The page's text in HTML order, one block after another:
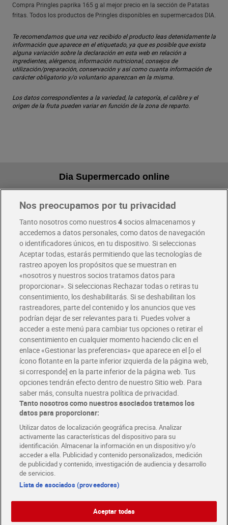
Compra Pringles paprika 165 g al mejor precio en la sección de Patatas
fritas. Todos los productos de Pringles disponibles en supermercados DIA.
Te recomendamos que una vez recibido el producto leas detenidamente la
información que aparece en el etiquetado, ya que es posible que exista
alguna variación sobre la declaración en esta web en relación a
ingredientes, alérgenos, información nutricional, consejos de
utilización/preparación, conservación y así como cuanta información de
carácter obligatorio y/o voluntario aparezcan en la misma.
Los datos correspondientes a la variedad, la categoría, el calibre y el
origen de la fruta pueden variar en función de la zona de reparto.
Dia Supermercado online
Pide hoy, recibe hoy
Envío gratis por compras superiores a 100€
Envío estandar por 4,99€
Glovo y Uber Eats
Solicita tu factura de Glovo o Uber Eats
Únete al CLUB Dia
Disfruta las ventajas y ofertas exclusivas.
Descárgate la APP Dia
Folletos y Tiendas
Descubre las mejores ofertas y busca tu tienda más cercana
Tarjeta MaX Dia
Te devuelve hasta 8€/mes de tus compras.
¡Solicita tu tarjeta de crédito aquí!
COMER MEJOR CADA DIA
COLABORA CON DIA ABRE TU TIENDA DIA CORPORATE
Nos preocupamos por tu privacidad
Tanto nosotros como nuestros4socios almacenamos y
accedemos a datos personales, como datos de navegación
o identificadores únicos, en tu dispositivo. Si seleccionas
Aceptar todas, estarás permitiendo que las tecnologías de
rastreo apoyen los propósitos que se muestran en
«nosotros y nuestros socios tratamos datos para
proporcionar». Si seleccionas Rechazar todas o retiras tu
consentimiento, los deshabilitarás. Si se deshabilitan los
rastreadores, parte del contenido y los anuncios que ves
podrían dejar de ser relevantes para ti. Puedes volver a
acceder a este menú para cambiar tus opciones o retirar el
consentimiento en cualquier momento haciendo clic en el
enlace «Gestionar las preferencias» que aparece en el [o el
ícono flotante en la parte inferior izquierda de la página web,
si corresponde] en la parte inferior de la página web. Tus
opciones tendrán efecto dentro de nuestro Sitio web. Para
saber más, consulta nuestra política de privacidad.
Tanto nosotros como nuestros asociados tratamos los
datos para proporcionar:
Utilizar datos de localización geográfica precisa. Analizar
activamente las características del dispositivo para su
identificación. Almacenar la información en un dispositivo y/o
acceder a ella. Publicidad y contenido personalizados, medición
de publicidad y contenido, investigación de audiencia y desarrollo
de servicios.
Lista de asociados (proveedores)
Aceptar todas